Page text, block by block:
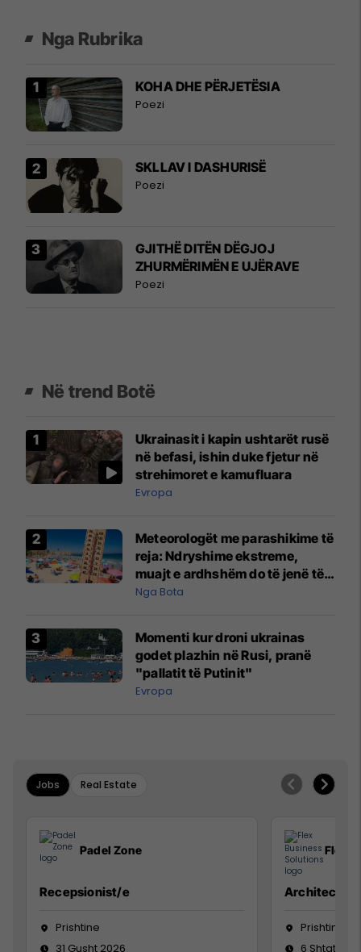
Nga Rubrika
KOHA DHE PËRJETËSIA
Poezi
SKLLAV I DASHURISË
Poezi
GJITHË DITËN DËGJOJ
ZHURMËRIMËN E UJËRAVE
Poezi
Në trend Botë
Ukrainasit i kapin ushtarët rusë
në befasi, ishin duke fjetur në
strehimoret e kamufluara
Evropa
Meteorologët me parashikime të
reja: Ndryshime ekstreme,
muajt e ardhshëm do të jenë të
pazakontë
Nga Bota
Momenti kur droni ukrainas
godet plazhin në Rusi, pranë
"pallatit të Putinit"
Evropa
Jobs Real Estate
Padel Zone
Recepsionist/e
Prishtine
31 Gusht 2026
Flex
Architect
Prishtinë
6 Shtator